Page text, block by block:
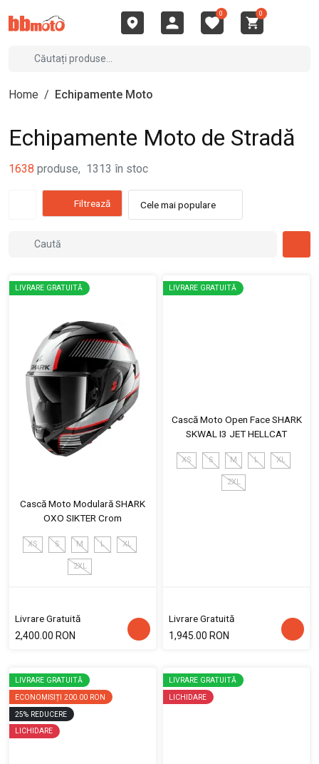
0 0
Home / Echipamente Moto
Echipamente Moto de Stradă
1638 produse, 1313 în stoc
Filtrează Cele mai populare
LIVRARE GRATUITĂ
Cască Moto Modulară SHARK
OXO SIKTER Crom
XS S M L XL
2XL
Livrare Gratuită
2,400.00 RON
LIVRARE GRATUITĂ
Cască Moto Open Face SHARK
SKWAL I3 JET HELLCAT
XS S M L XL
2XL
Livrare Gratuită
1,945.00 RON
LIVRARE GRATUITĂ
ECONOMISIȚI 200.00 RON
25% REDUCERE
LICHIDARE
LIVRARE GRATUITĂ
LICHIDARE